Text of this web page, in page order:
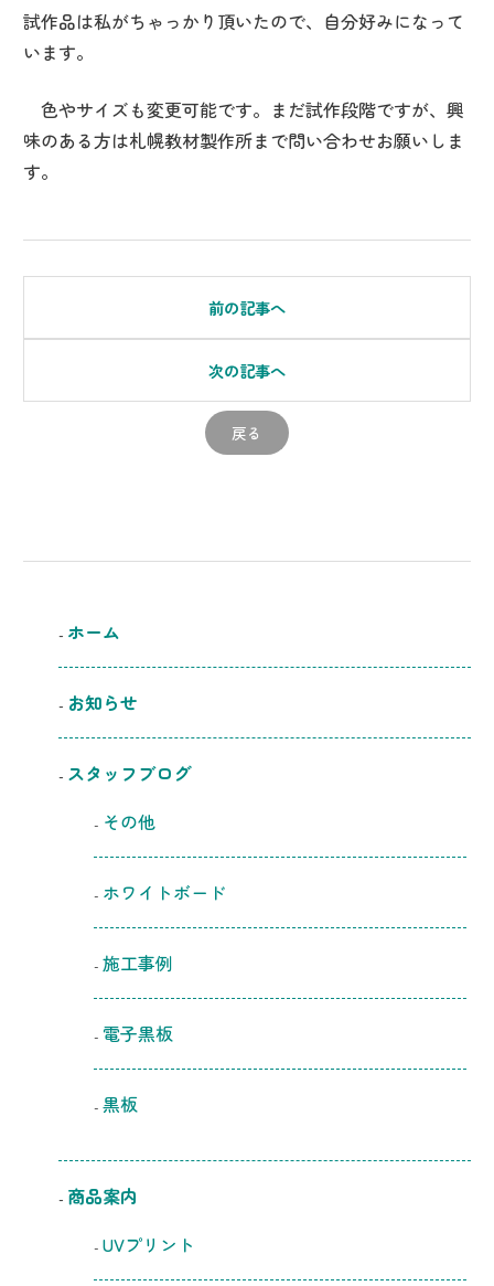
試作品は私がちゃっかり頂いたので、自分好みになって
います。
色やサイズも変更可能です。まだ試作段階ですが、興
味のある方は札幌教材製作所まで問い合わせお願いしま
す。
前の記事へ
戻る
次の記事へ
ホーム
お知らせ
スタッフブログ
その他
ホワイトボード
施工事例
電子黒板
黒板
商品案内
UVプリント